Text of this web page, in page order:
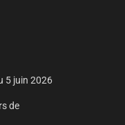
5 juin 2026
de